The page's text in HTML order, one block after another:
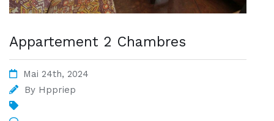
Appartement 2 Chambres
Mai 24th, 2024
By Hppriep